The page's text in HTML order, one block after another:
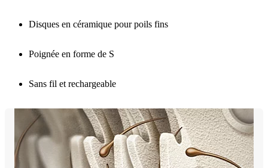
Disques en céramique pour poils fins
Poignée en forme de S
Sans fil et rechargeable